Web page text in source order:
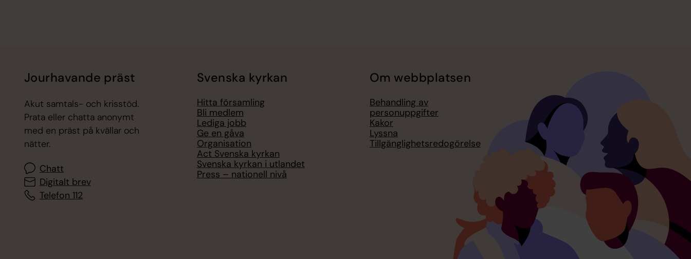
Jourhavande präst
Akut samtals- och krisstöd.
Prata eller chatta anonymt
med en präst på kvällar och
nätter.
Chatt
Digitalt brev
Telefon 112
Svenska kyrkan
Hitta församling
Bli medlem
Lediga jobb
Ge en gåva
Organisation
Act Svenska kyrkan
Svenska kyrkan i utlandet
Press – nationell nivå
Om webbplatsen
Behandling av
personuppgifter
Kakor
Lyssna
Tillgänglighetsredogörelse